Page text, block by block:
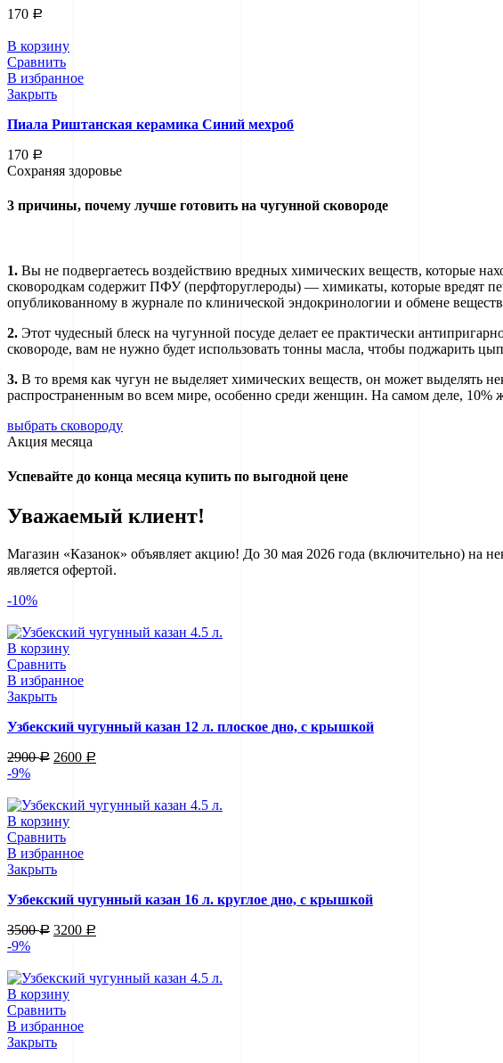
170 Р
В корзину
Сравнить
В избранное
Закрыть
Пиала Риштанская керамика Синий мехроб
170 Р
Сохраняя здоровье
3 причины, почему лучше готовить на чугунной сковороде
1. Вы не подвергаетесь воздействию вредных химических веществ, которые
сковородкам содержит ПФУ (перфторуглероды) — химикаты, которые вредят
опубликованному в журнале по клинической эндокринологии и обмене
2. Этот чудесный блеск на чугунной посуде делает ее практически
сковороде, вам не нужно будет использовать тонны масла, чтобы поджарить
3. В то время как чугун не выделяет химических веществ, он может выделять
распространенным во всем мире, особенно среди женщин. На самом деле, 10%
выбрать сковороду
Акция месяца
Успевайте до конца месяца купить по выгодной цене
Уважаемый клиент!
Магазин «Казанок» объявляет акцию! До 30 мая 2026 года (включительно) на
является офертой.
-10%
В корзину
Сравнить
В избранное
Закрыть
Узбекский чугунный казан 12 л. плоское дно, с крышкой
2900Р 2600 Р
-9%
В корзину
Сравнить
В избранное
Закрыть
Узбекский чугунный казан 16 л. круглое дно, с крышкой
3500Р 3200 Р
-9%
В корзину
Сравнить
В избранное
Закрыть